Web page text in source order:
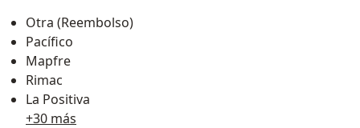
Otra (Reembolso)
Pacífico
Mapfre
Rimac
La Positiva
+30 más